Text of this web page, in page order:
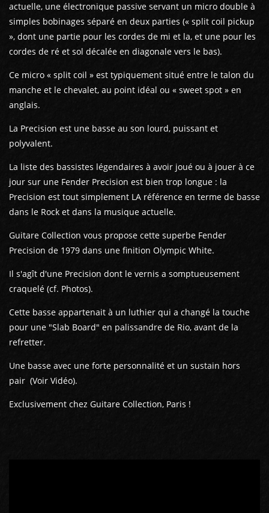
actuelle, une électronique passive servant un micro double à
simples bobinages séparé en deux parties (« split coil pickup
», dont une partie pour les cordes de mi et la, et une pour les
cordes de ré et sol décalée en diagonale vers le bas).
Ce micro « split coil » est typiquement situé entre le talon du
manche et le chevalet, au point idéal ou « sweet spot » en
anglais.
La Precision est une basse au son lourd, puissant et
polyvalent.
La liste des bassistes légendaires à avoir joué ou à jouer à ce
jour sur une Fender Precision est bien trop longue : la
Precision est tout simplement LA référence en terme de basse
dans le Rock et dans la musique actuelle.
Guitare Collection vous propose cette superbe Fender
Precision de 1979 dans une finition Olympic White.
Il s'agît d'une Precision dont le vernis a somptueusement
craquelé (cf. Photos).
Cette basse appartenait à un luthier qui a changé la touche
pour une "Slab Board" en palissandre de Rio, avant de la
refretter.
Une basse avec une forte personnalité et un sustain hors
pair (Voir Vidéo).
Exclusivement chez Guitare Collection, Paris !